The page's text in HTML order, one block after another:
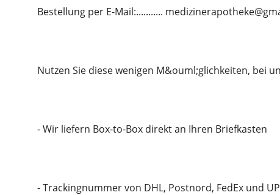
Bestellung per E-Mail:...........
Nutzen Sie diese wenigen M&ouml;glichkeiten, bei
- Wir liefern Box-to-Box direkt an Ihren Briefkasten
- Trackingnummer von DHL, Postnord, FedEx und